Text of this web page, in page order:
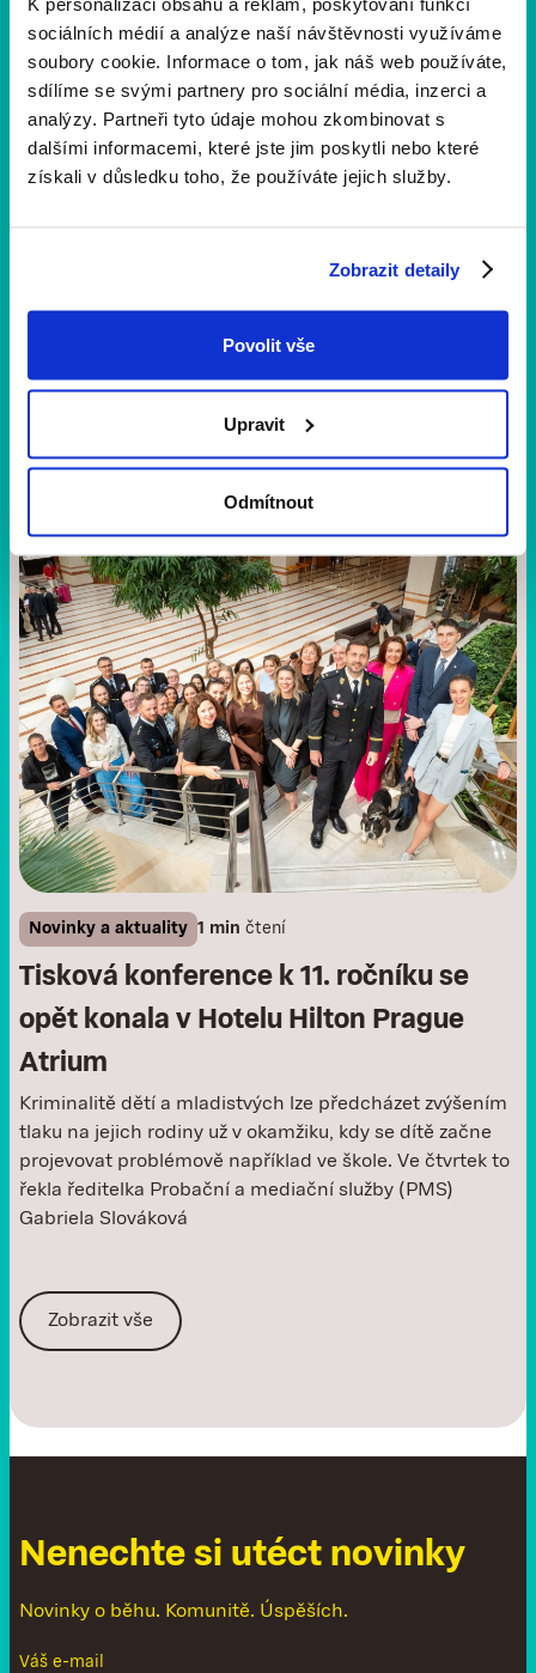
sociálních médií a analýze naší návštěvnosti využíváme
soubory cookie. Informace o tom, jak náš web používáte,
sdílíme se svými partnery pro sociální média, inzerci a
analýzy. Partneři tyto údaje mohou zkombinovat s
dalšími informacemi, které jste jim poskytli nebo které
získali v důsledku toho, že používáte jejich služby.
Zobrazit detaily
Povolit vše
Upravit
Odmítnout
Už se nemůžeme dočkat, až se potkáme na 11. ročníku
přijďte se 11. června proběhnout nebo projít.
Nezapomeňte, že online registrace běží do 9. června,
Novinky a aktuality 1 min čtení
Tisková konference k 11. ročníku se
opět konala v Hotelu Hilton Prague
Atrium
Kriminalitě dětí a mladistvých lze předcházet zvýšením
tlaku na jejich rodiny už v okamžiku, kdy se dítě začne
projevovat problémově například ve škole. Ve čtvrtek to
řekla ředitelka Probační a mediační služby (PMS)
Gabriela Slováková
Zobrazit vše
Nenechte si utéct novinky
Novinky o běhu. Komunitě. Úspěších.
Váš e-mail